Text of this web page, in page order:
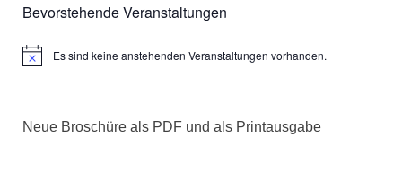
Bevorstehende Veranstaltungen
HinweisEs sind keine anstehenden Veranstaltungen vorhanden.
Neue Broschüre als PDF und als Printausgabe